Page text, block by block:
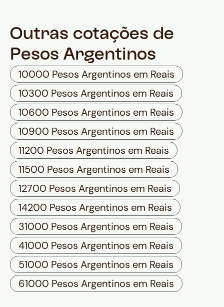
Outras cotações de
Pesos Argentinos
10000 Pesos Argentinos em Reais
10300 Pesos Argentinos em Reais
10600 Pesos Argentinos em Reais
10900 Pesos Argentinos em Reais
11200 Pesos Argentinos em Reais
11500 Pesos Argentinos em Reais
12700 Pesos Argentinos em Reais
14200 Pesos Argentinos em Reais
31000 Pesos Argentinos em Reais
41000 Pesos Argentinos em Reais
51000 Pesos Argentinos em Reais
61000 Pesos Argentinos em Reais